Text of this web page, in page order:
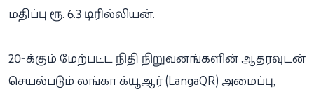
மதிப்பு ரூ. 6.3 டிரில்லியன்.
20-க்கும் மேற்பட்ட நிதி நிறுவனங்களின் ஆதரவுடன்
செயல்படும் லங்கா க்யூஆர் (LangaQR) அமைப்பு,